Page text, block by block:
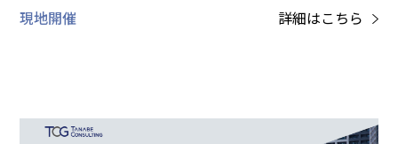
現地開催 詳細はこちら